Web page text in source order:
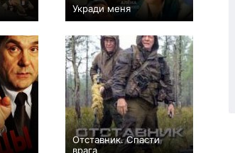
Укради меня
0 2 27
Отставник. Спасти
врага